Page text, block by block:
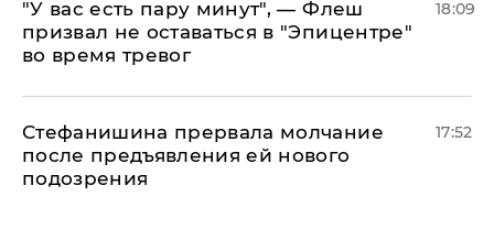
​"У вас есть пару минут", — Флеш
призвал не оставаться в "Эпицентре"
во время тревог
18:09
Стефанишина прервала молчание
после предъявления ей нового
подозрения
17:52